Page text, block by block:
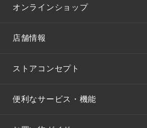
オンラインショップ
店舗情報
ストアコンセプト
便利なサービス・機能